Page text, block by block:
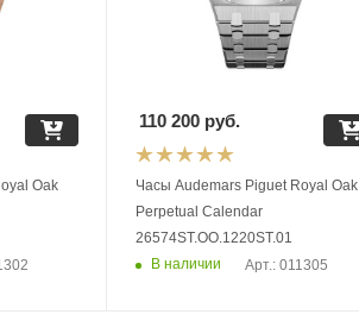
Oak
Часы Audemars Piguet Royal Oak
Perpetual Calendar
26574ST.OO.1220ST.01
В наличии
Арт.: 011305
110 200руб.